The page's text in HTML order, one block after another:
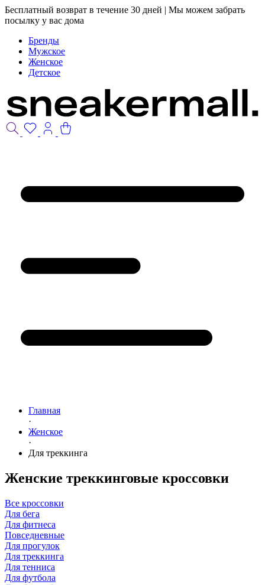
Бесплатный возврат в течение 30 дней | Мы можем забрать
посылку у вас дома
Бренды
Мужское
Женское
Детское
Главная
·
Женское
·
Для треккинга
Женские треккинговые кроссовки
Все кроссовки
Для бега
Для фитнеса
Повседневные
Для прогулок
Для треккинга
Для тенниса
Для футбола